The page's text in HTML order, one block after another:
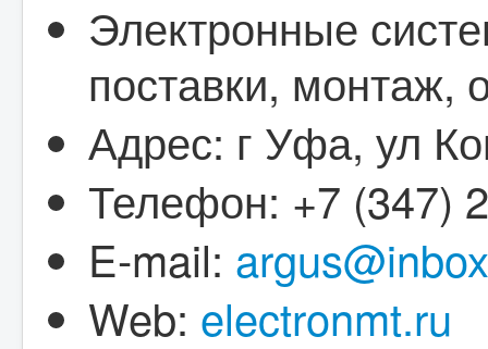
Электронные
поставки, монтаж,
Адрес: г Уфа, ул
Телефон: +7 (347)
E-mail:
Web: electronmt.ru